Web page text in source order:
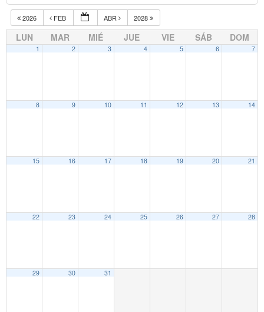
2026 FEB ABR 2028
LUN MAR MIÉ JUE VIE SÁB DOM
1 2 3 4 5 6 7
8 9 10 11 12 13 14
15 16 17 18 19 20 21
22 23 24 25 26 27 28
29 30 31